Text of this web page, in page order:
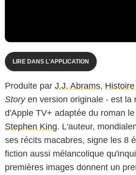
LIRE DANS L'APPLICATION
Produite par J.J. Abrams,
Storyen version originale - est la
d'Apple TV+ adaptée du roman
Stephen King. L'auteur,
ses récits macabres, signe les 8
fiction aussi mélancolique
premières images donnent un